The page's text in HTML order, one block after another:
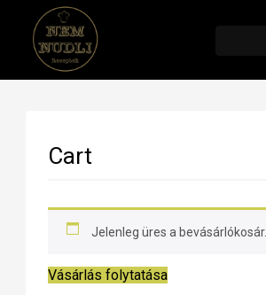
Cart
Jelenleg üres a bevásárlókosár.
Vásárlás folytatása